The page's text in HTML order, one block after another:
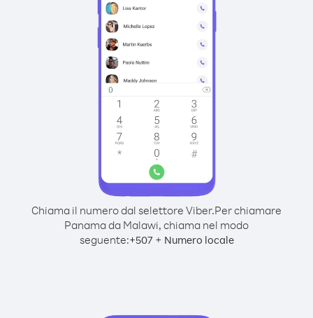
Chiama il numero dal selettore Viber.Per chiamare
Panama da Malawi, chiama nel modo
seguente:+507+ Numero locale